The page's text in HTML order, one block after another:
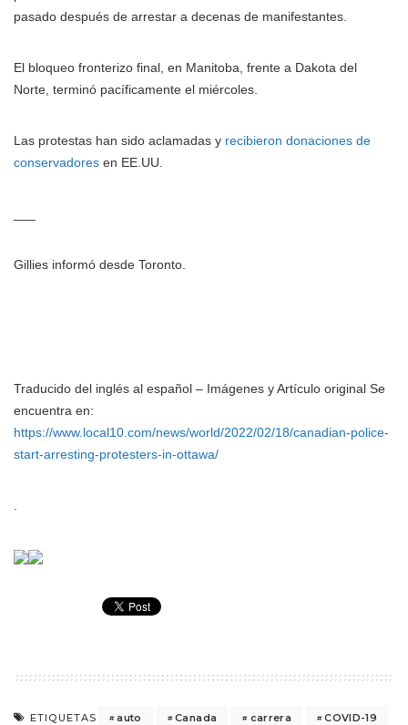
pasado después de arrestar a decenas de manifestantes.
El bloqueo fronterizo final, en Manitoba, frente a Dakota del
Norte, terminó pacíficamente el miércoles.
Las protestas han sido aclamadas y recibieron donaciones de
conservadores en EE.UU.
Gillies informó desde Toronto.
Traducido del inglés al español – Imágenes y Artículo original Se
encuentra en:
https://www.local10.com/news/world/2022/02/18/canadian-police-
start-arresting-protesters-in-ottawa/
ETIQUETAS auto Canada carrera
COVID-19